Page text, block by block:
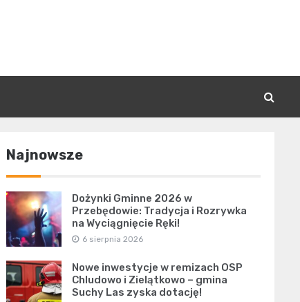
Najnowsze
Dożynki Gminne 2026 w
Przebędowie: Tradycja i Rozrywka
na Wyciągnięcie Ręki!
6 sierpnia 2026
Nowe inwestycje w remizach OSP
Chludowo i Zielątkowo – gmina
Suchy Las zyska dotację!